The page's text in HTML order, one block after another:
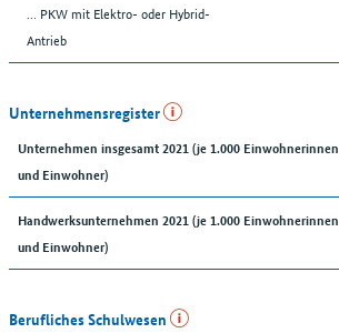
… PKW mit Elektro- oder Hybrid-
Antrieb
Unternehmensregister
Unternehmen insgesamt 2021 (je 1.000 Einwohnerinnen
und Einwohner)
Handwerksunternehmen 2021 (je 1.000 Einwohnerinnen
und Einwohner)
Berufliches Schulwesen